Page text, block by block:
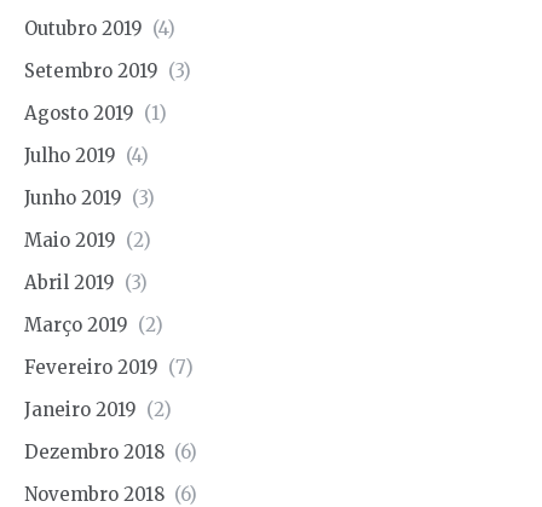
Outubro 2019 (4)
Setembro 2019 (3)
Agosto 2019 (1)
Julho 2019 (4)
Junho 2019 (3)
Maio 2019 (2)
Abril 2019 (3)
Março 2019 (2)
Fevereiro 2019 (7)
Janeiro 2019 (2)
Dezembro 2018 (6)
Novembro 2018 (6)